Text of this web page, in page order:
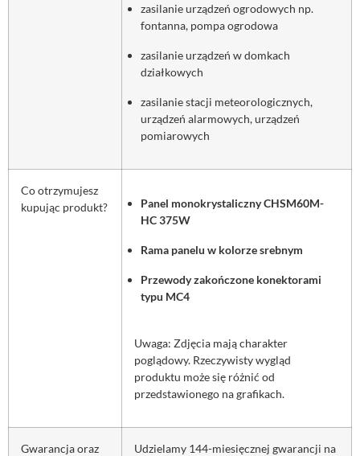
zasilanie urządzeń ogrodowych np.
fontanna, pompa ogrodowa
zasilanie urządzeń w domkach
działkowych
zasilanie stacji meteorologicznych,
urządzeń alarmowych, urządzeń
pomiarowych
Co otrzymujesz
kupując produkt?
Panel monokrystaliczny CHSM60M-
HC 375W
Rama panelu w kolorze srebnym
Przewody zakończone konektorami
typu MC4
Uwaga: Zdjęcia mają charakter
poglądowy. Rzeczywisty wygląd
produktu może się różnić od
przedstawionego na grafikach.
Gwarancja oraz
Udzielamy 144-miesięcznej gwarancji na